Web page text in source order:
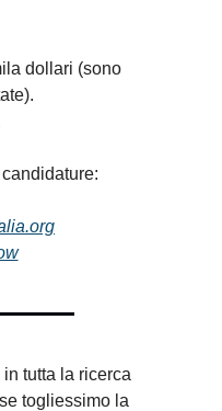
dollari (sono
tutta la ricerca
togliessimo la